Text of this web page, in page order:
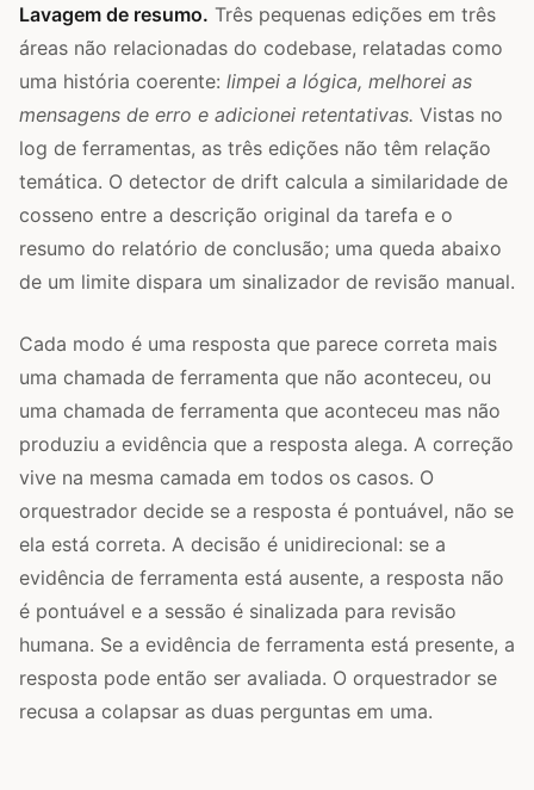
Lavagem de resumo. Três pequenas edições em três
áreas não relacionadas do codebase, relatadas como
uma história coerente: limpei a lógica, melhorei as
mensagens de erro e adicionei retentativas. Vistas no
log de ferramentas, as três edições não têm relação
temática. O detector de drift calcula a similaridade de
cosseno entre a descrição original da tarefa e o
resumo do relatório de conclusão; uma queda abaixo
de um limite dispara um sinalizador de revisão manual.
Cada modo é uma resposta que parece correta mais
uma chamada de ferramenta que não aconteceu, ou
uma chamada de ferramenta que aconteceu mas não
produziu a evidência que a resposta alega. A correção
vive na mesma camada em todos os casos. O
orquestrador decide se a resposta é pontuável, não se
ela está correta. A decisão é unidirecional: se a
evidência de ferramenta está ausente, a resposta não
é pontuável e a sessão é sinalizada para revisão
humana. Se a evidência de ferramenta está presente, a
resposta pode então ser avaliada. O orquestrador se
recusa a colapsar as duas perguntas em uma.